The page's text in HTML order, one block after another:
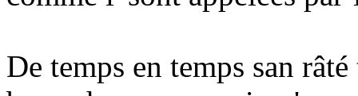
De temps en temps san